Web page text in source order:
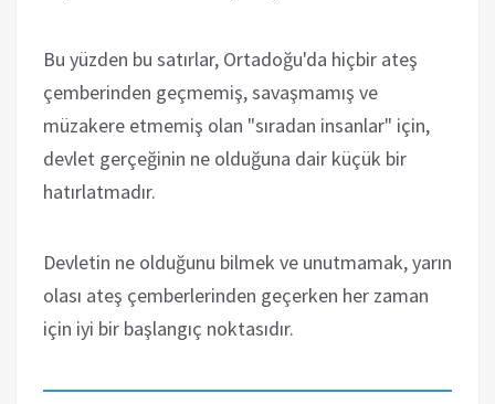
Bu yüzden bu satırlar, Ortadoğu'da hiçbir ateş
çemberinden geçmemiş, savaşmamış ve
müzakere etmemiş olan "sıradan insanlar" için,
devlet gerçeğinin ne olduğuna dair küçük bir
hatırlatmadır.
Devletin ne olduğunu bilmek ve unutmamak, yarın
olası ateş çemberlerinden geçerken her zaman
için iyi bir başlangıç noktasıdır.